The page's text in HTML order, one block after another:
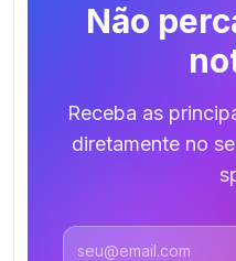
Não
Receba as
diretamente no
Endereço de email